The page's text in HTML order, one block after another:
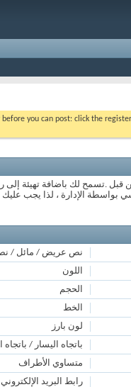
before you can post: click the
نص عريض / مائل /
اللون
الحجم
الخط
لون بارز
باتجاه اليسار /
متساوي الأطراف
رابط البريد الإلكتروني